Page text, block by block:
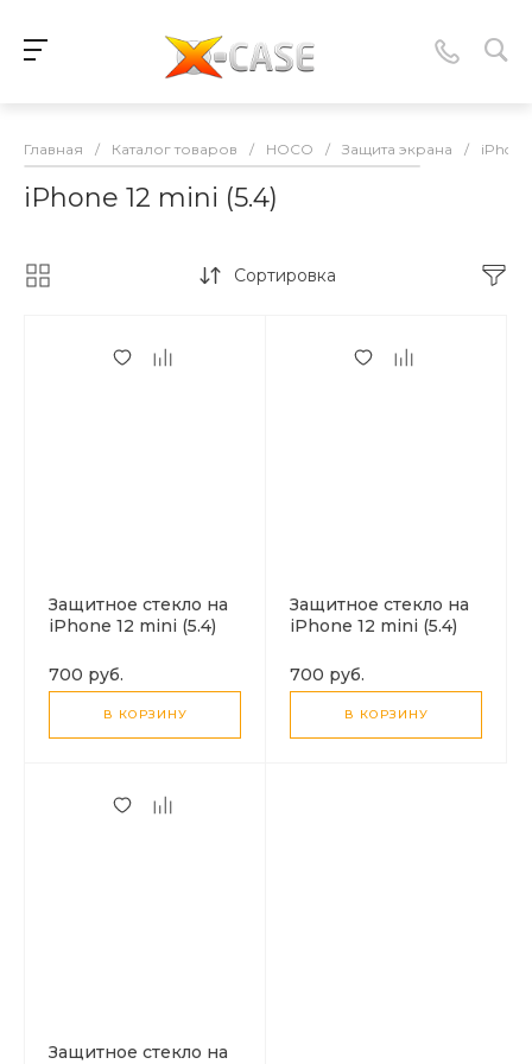
Главная / Каталог товаров / HOCO / Защита экрана / iPhone
iPhone 12 mini (5.4)
Сортировка
Защитное стекло на
iPhone 12 mini (5.4)
full screen,
прозрачное
700 руб.
В КОРЗИНУ
Защитное стекло на
iPhone 12 mini (5.4)
Shatterproof ultra-
fine edge full screen
HD tempered film,
черное
700 руб.
В КОРЗИНУ
Защитное стекло на